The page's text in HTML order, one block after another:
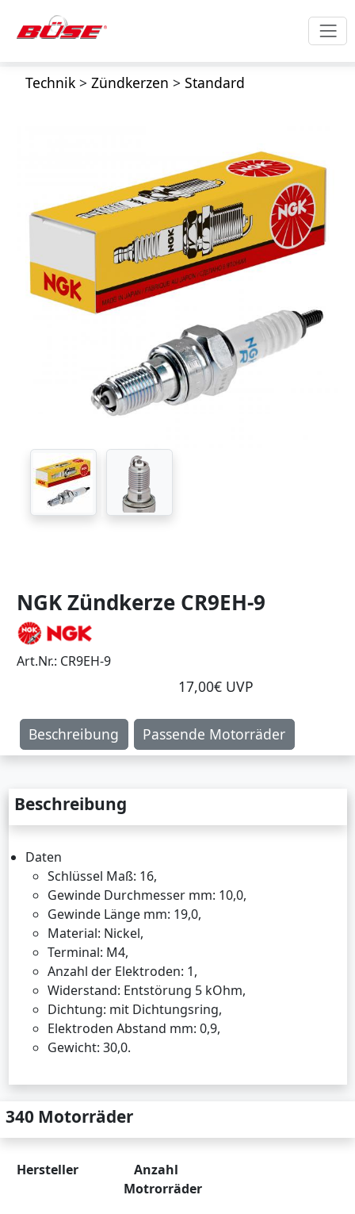
Technik> Zündkerzen > Standard
NGK Zündkerze CR9EH-9
Art.Nr.: CR9EH-9
17,00€ UVP
Beschreibung Passende Motorräder
Beschreibung
Daten
Schlüssel Maß: 16,
Gewinde Durchmesser mm: 10,0,
Gewinde Länge mm: 19,0,
Material: Nickel,
Terminal: M4,
Anzahl der Elektroden: 1,
Widerstand: Entstörung 5 kOhm,
Dichtung: mit Dichtungsring,
Elektroden Abstand mm: 0,9,
Gewicht: 30,0.
340 Motorräder
Hersteller
Anzahl
Motrorräder